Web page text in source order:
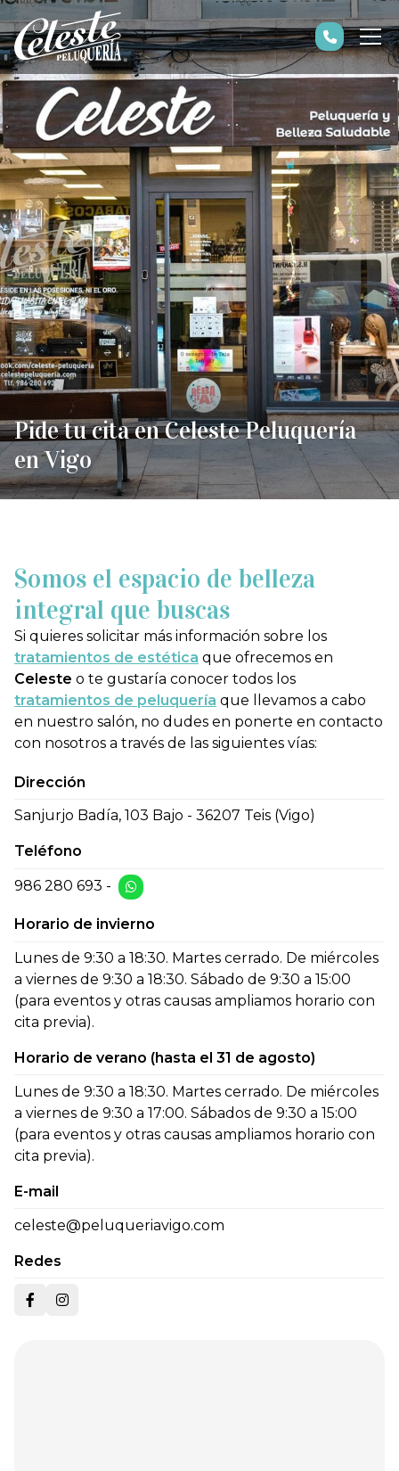
Pide tu cita en Celeste Peluquería
en Vigo
Somos el espacio de belleza
integral que buscas
Si quieres solicitar más información sobre los
tratamientos de estética que ofrecemos en
Celeste o te gustaría conocer todos los
tratamientos de peluquería que llevamos a cabo
en nuestro salón, no dudes en ponerte en contacto
con nosotros a través de las siguientes vías:
Dirección
Sanjurjo Badía, 103 Bajo - 36207 Teis (Vigo)
Teléfono
986 280 693 -
Horario de invierno
Lunes de 9:30 a 18:30. Martes cerrado. De miércoles
a viernes de 9:30 a 18:30. Sábado de 9:30 a 15:00
(para eventos y otras causas ampliamos horario con
cita previa).
Horario de verano (hasta el 31 de agosto)
Lunes de 9:30 a 18:30. Martes cerrado. De miércoles
a viernes de 9:30 a 17:00. Sábados de 9:30 a 15:00
(para eventos y otras causas ampliamos horario con
cita previa).
E-mail
celeste@peluqueriavigo.com
Redes